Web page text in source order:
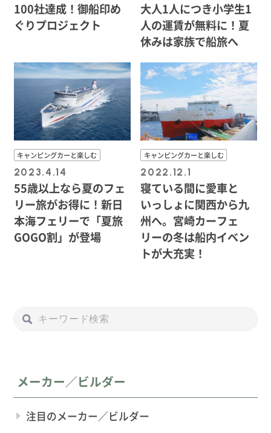
100社達成！御船印め
ぐりプロジェクト
大人1人につき小学生1
人の運賃が無料に！夏
休みは家族で船旅へ
キャンピングカーと楽しむ
2023.4.14
55歳以上なら夏のフェ
リー旅がお得に！新日
本海フェリーで「夏旅
GOGO割」が登場
キャンピングカーと楽しむ
2022.12.1
寝ている間に愛車と
いっしょに関西から九
州へ。宮崎カーフェ
リーの冬は船内イベン
トが大充実！
メーカー／ビルダー
注目のメーカー／ビルダー